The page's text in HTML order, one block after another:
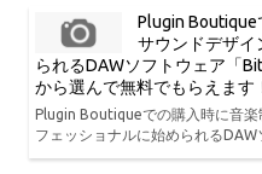
Plugin Boutique
サウンドデザイ
られるDAWソフトウェア「
から選んで無料でもらえます
Plugin Boutiqueでの購入時に音楽
フェッショナルに始められる